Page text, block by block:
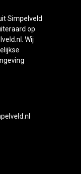
Simpelveld
op
Wij